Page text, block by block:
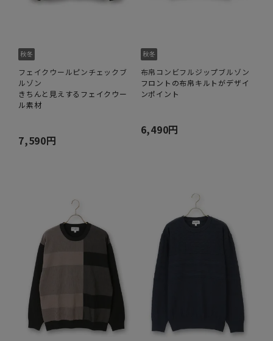
フェイクウールピンチェックブ
ルゾン
きちんと見えするフェイクウー
ル素材
7,590円
布帛コンビフルジップブルゾン
フロントの布帛キルトがデザイ
ンポイント
6,490円